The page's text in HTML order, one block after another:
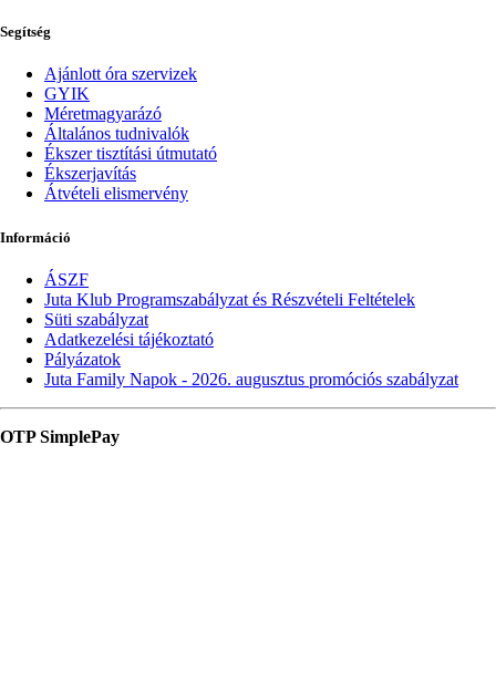
Segítség
Ajánlott óra szervizek
GYIK
Méretmagyarázó
Általános tudnivalók
Ékszer tisztítási útmutató
Ékszerjavítás
Átvételi elismervény
Információ
ÁSZF
Juta Klub Programszabályzat és Részvételi Feltételek
Süti szabályzat
Adatkezelési tájékoztató
Pályázatok
Juta Family Napok - 2026. augusztus promóciós szabályzat
OTP SimplePay